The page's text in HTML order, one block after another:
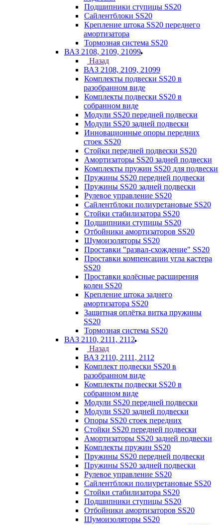
Подшипники ступицы SS20
Сайлентблоки SS20
Крепление штока SS20 переднего
амортизатора
Тормозная система SS20
ВАЗ 2108, 2109, 21099
Назад
ВАЗ 2108, 2109, 21099
Комплекты подвески SS20 в
разобранном виде
Комплекты подвески SS20 в
собранном виде
Модули SS20 передней подвески
Модули SS20 задней подвески
Инновационные опоры передних
стоек SS20
Стойки передней подвески SS20
Амортизаторы SS20 задней подвески
Комплекты пружин SS20 для подвески
Пружины SS20 передней подвески
Пружины SS20 задней подвески
Рулевое управление SS20
Сайлентблоки полиуретановые SS20
Стойки стабилизатора SS20
Подшипники ступицы SS20
Отбойники амортизаторов SS20
Шумоизоляторы SS20
Проставки "развал-схождение" SS20
Проставки компенсации угла кастера
SS20
Проставки колёсные расширения
колеи SS20
Крепление штока заднего
амортизатора SS20
Защитная оплётка витка пружины
SS20
Тормозная система SS20
ВАЗ 2110, 2111, 2112
Назад
ВАЗ 2110, 2111, 2112
Комплект подвески SS20 в
разобранном виде
Комплекты подвески SS20 в
собранном виде
Модули SS20 передней подвески
Модули SS20 задней подвески
Опоры SS20 стоек передних
Стойки SS20 передней подвески
Амортизаторы SS20 задней подвески
Комплекты пружин SS20
Пружины SS20 передней подвески
Пружины SS20 задней подвески
Рулевое управление SS20
Сайлентблоки полиуретановые SS20
Стойки стабилизатора SS20
Подшипники ступицы SS20
Отбойники амортизаторов SS20
Шумоизоляторы SS20